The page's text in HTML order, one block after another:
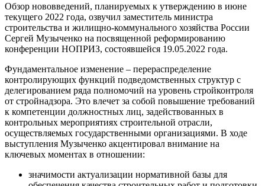
Обзор нововведений, планируемых к утверждению в июне
текущего 2022 года, озвучил заместитель министра
строительства и жилищно-коммунального хозяйства России
Сергей Музыченко на посвященной реформированию
конференции НОПРИЗ, состоявшейся 19.05.2022 года.
Фундаментальное изменение – перераспределение
контролирующих функций подведомственных структур с
делегированием ряда полномочий на уровень стройконтроля
от стройнадзора. Это влечет за собой повышение требований
к компетенции должностных лиц, задействованных в
контрольных мероприятиях строительной отрасли,
осуществляемых государственными организациями. В ходе
выступления Музыченко акцентировал внимание на
ключевых моментах в отношении:
значимости актуализации нормативной базы для